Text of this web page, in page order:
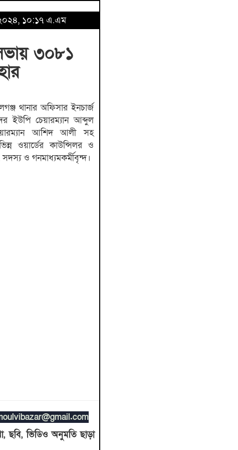
২০২৪, ১০:১৭ এ.এম
৩০৮১
থানার অফিসার ইনচার্জ
চেয়ারম্যান আব্দুল
আশিদ আলী সহ
ওয়ার্ডের কাউন্সিলর ও
ও গনমাধ্যমকর্মীবৃন্দ।
ছবি, ভিডিও অনুমতি ছাড়া